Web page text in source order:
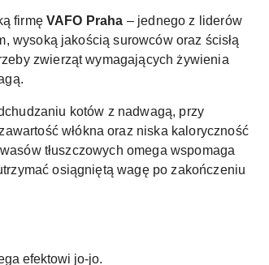
firmęVAFO Praha – jednego z liderów
wysoką jakością surowców oraz ścisłą
zwierząt wymagających żywienia
kotów z nadwagą, przy
włókna oraz niska kaloryczność
tłuszczowych omega wspomaga
osiągniętą wagę po zakończeniu
efektowi jo-jo.